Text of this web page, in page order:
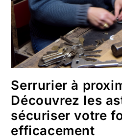
Serrurier à
Découvrez les
sécuriser votre
efficacement